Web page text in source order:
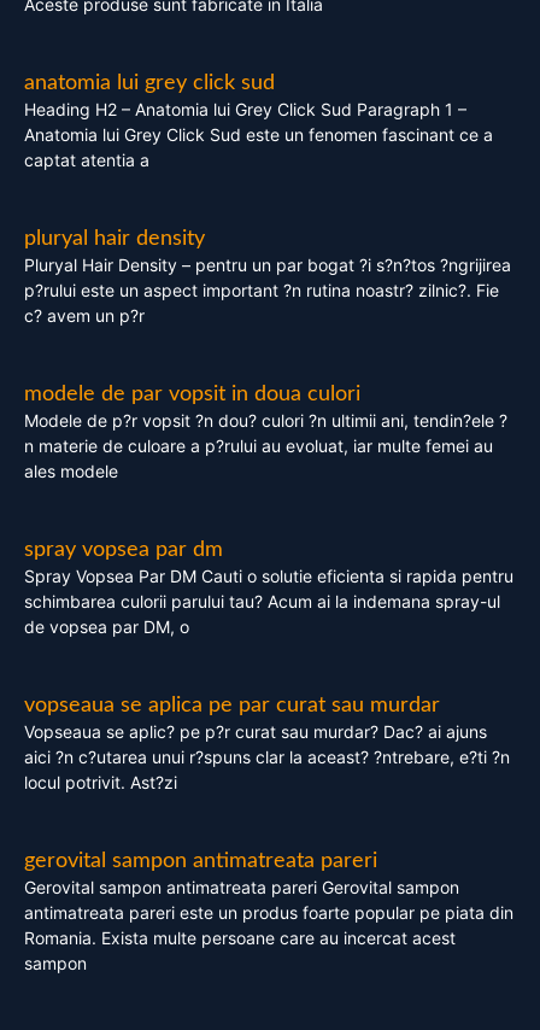
Aceste produse sunt fabricate in Italia
anatomia lui grey click sud
Heading H2 – Anatomia lui Grey Click Sud Paragraph 1 –
Anatomia lui Grey Click Sud este un fenomen fascinant ce a
captat atentia a
pluryal hair density
Pluryal Hair Density – pentru un par bogat ?i s?n?tos ?ngrijirea
p?rului este un aspect important ?n rutina noastr? zilnic?. Fie
c? avem un p?r
modele de par vopsit in doua culori
Modele de p?r vopsit ?n dou? culori ?n ultimii ani, tendin?ele ?
n materie de culoare a p?rului au evoluat, iar multe femei au
ales modele
spray vopsea par dm
Spray Vopsea Par DM Cauti o solutie eficienta si rapida pentru
schimbarea culorii parului tau? Acum ai la indemana spray-ul
de vopsea par DM, o
vopseaua se aplica pe par curat sau murdar
Vopseaua se aplic? pe p?r curat sau murdar? Dac? ai ajuns
aici ?n c?utarea unui r?spuns clar la aceast? ?ntrebare, e?ti ?n
locul potrivit. Ast?zi
gerovital sampon antimatreata pareri
Gerovital sampon antimatreata pareri Gerovital sampon
antimatreata pareri este un produs foarte popular pe piata din
Romania. Exista multe persoane care au incercat acest
sampon